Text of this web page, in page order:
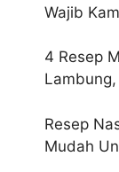
Wajib
4 Resep
Resep
Mudah